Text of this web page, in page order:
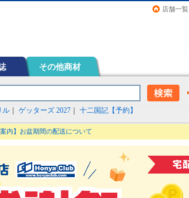
店舗一覧
その他商材
ル ゲッターズ 2027 十二国記【予約】
案内】お盆期間の配送について